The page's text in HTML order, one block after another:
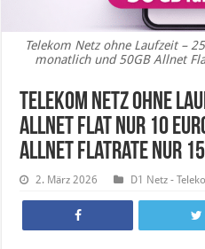
Telekom Netz ohne Laufzeit –
monatlich und 50GB Allnet
Telekom Netz ohne
Allnet Flat nur 10
Allnet Flatrate nur
2. März 2026 D1 Netz -